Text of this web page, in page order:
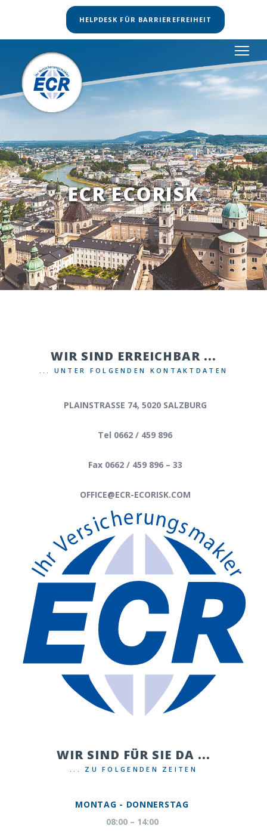
HELPDESK FÜR BARRIEREFREIHEIT
ECR ECORISK
WIR SIND ERREICHBAR ...
... UNTER FOLGENDEN KONTAKTDATEN
PLAINSTRASSE 74, 5020 SALZBURG
Tel 0662 / 459 896
Fax 0662 / 459 896 – 33
OFFICE@ECR-ECORISK.COM
WIR SIND FÜR SIE DA ...
... ZU FOLGENDEN ZEITEN
MONTAG - DONNERSTAG
08:00 – 14:00